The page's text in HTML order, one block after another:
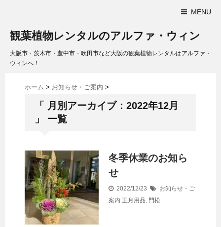
MENU
観葉植物レンタルのアルファ・ウィン
大阪市・茨木市・豊中市・吹田市など大阪の観葉植物レンタルはアルファ・
ウィンへ！
ホーム > お知らせ・ご案内 >
「 月別アーカイブ：2022年12月
」 一覧
冬季休業のお知ら
せ
2022/12/23
お知らせ・ご
案内 正月用品, 門松